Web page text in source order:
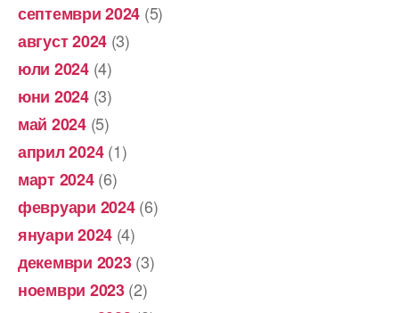
септември 2024 (5)
август 2024 (3)
юли 2024(4)
юни 2024(3)
май 2024(5)
април 2024(1)
март 2024(6)
февруари 2024(6)
януари 2024 (4)
декември 2023(3)
ноември 2023(2)